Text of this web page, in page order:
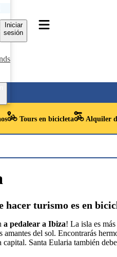
Iniciar
sesión
Tours en bicicleta Alquiler
hacer turismo es en
a pedalear a Ibiza! La isla es
del sol. Encontrarás
Santa Eularia también